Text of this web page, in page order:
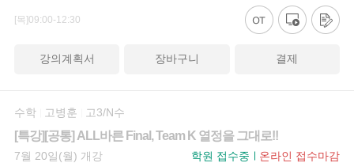
[목]09:00-12:30
강의계획서 장바구니 결제
수학 고병훈 고3/N수
[특강][공통] ALL바른 Final, Team K 열정을 그대로!!
7월 20일(월) 개강 학원 접수중 온라인 접수마감